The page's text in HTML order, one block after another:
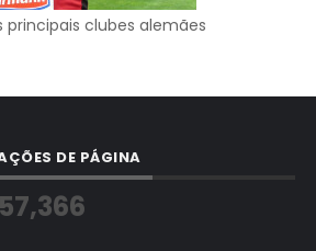
principais clubes alemães
DE PÁGINA